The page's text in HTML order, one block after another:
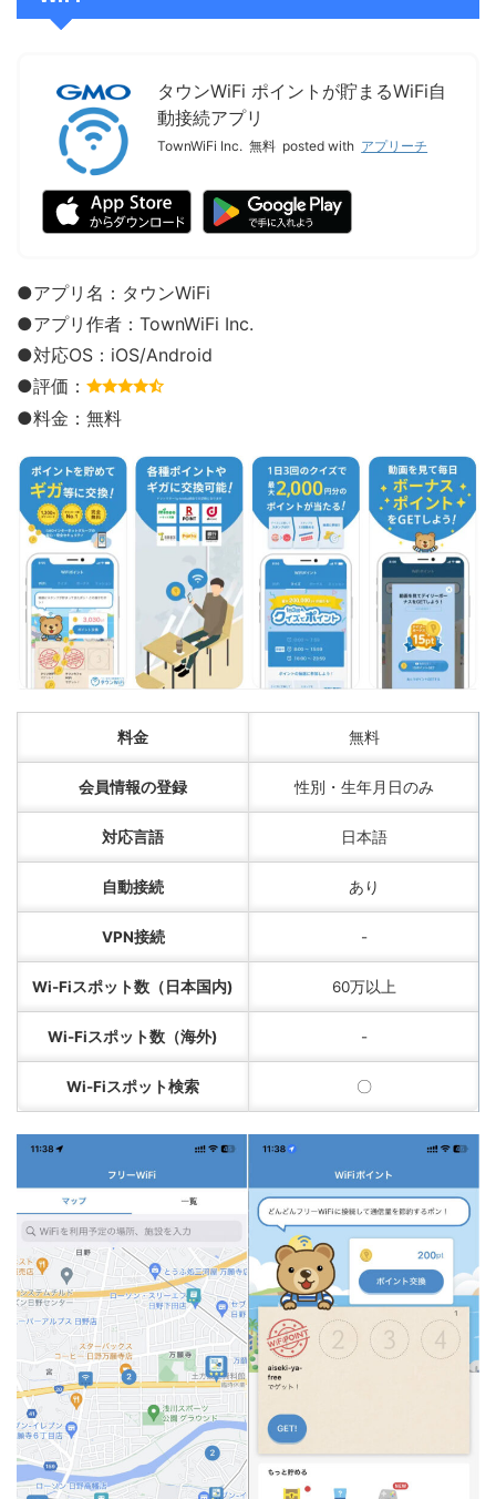
タウンWiFi ポイントが貯まるWiFi自
動接続アプリ
TownWiFi Inc. 無料 posted with アプリーチ
●アプリ名：タウンWiFi
●アプリ作者： TownWiFi Inc.
●対応OS：iOS/Android
●評価：
●料金：無料
料金 無料
会員情報の登録 性別・生年月日のみ
対応言語 日本語
自動接続 あり
VPN接続 -
Wi-Fiスポット数（日本国内) 60万以上
Wi-Fiスポット数（海外) -
Wi-Fiスポット検索 〇